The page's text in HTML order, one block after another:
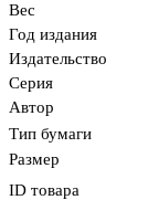
Вес
Год издания
Издательство
Серия
Автор
Тип бумаги
Размер
ID товара